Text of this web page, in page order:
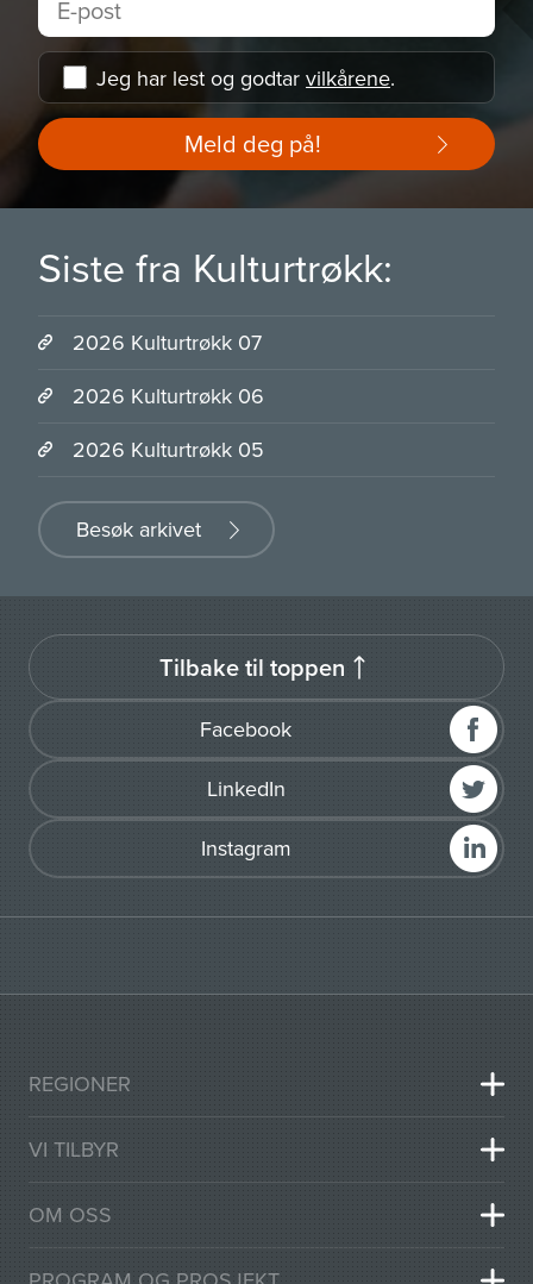
Jeg har lest og godtar vilkårene.
Meld deg på!
Siste fra Kulturtrøkk:
2026 Kulturtrøkk 07
2026 Kulturtrøkk 06
2026 Kulturtrøkk 05
Besøk arkivet
Facebook
LinkedIn
Instagram
Tilbake til toppen
REGIONER
VI TILBYR
OM OSS